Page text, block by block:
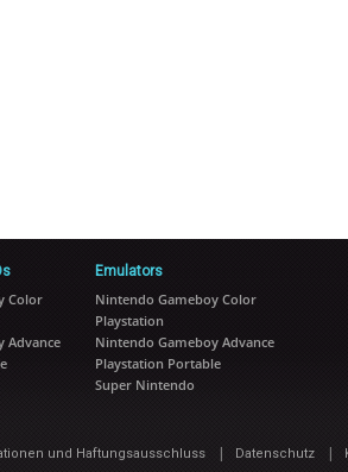
Color
Advance
Emulators
Nintendo Gameboy Color
Playstation
Nintendo Gameboy Advance
Playstation Portable
Super Nintendo
und Haftungsausschluss | Datenschutz |